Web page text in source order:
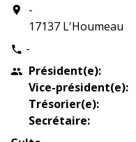
location_on
-
17137 L'Houmeau
phone -
people Président(e):
Vice-président(e):
Trésorier(e):
Secrétaire: